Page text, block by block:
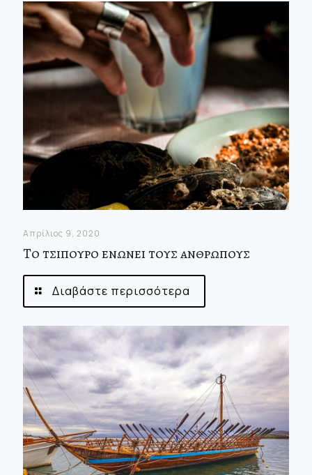
Απρίλιος 9, 2020
Το τσιπουρο ενωνει τους ανθρωπους
Διαβάστε περισσότερα